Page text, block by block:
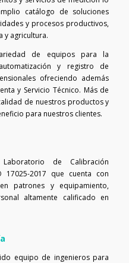
catálogo de soluciones
y procesos productivos,
y agricultura.
de equipos para la
y registro de
ofreciendo además
y Servicio Técnico. Más de
de nuestros productos y
para nuestros clientes.
de Calibración
17025-2017 que cuenta con
patrones y equipamiento,
altamente calificado en
equipo de ingenieros para